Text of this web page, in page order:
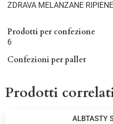
ZDRAVA MELANZANE
Prodotti per confezione
6
Confezioni per pallet
Prodotti
ALBTASTY